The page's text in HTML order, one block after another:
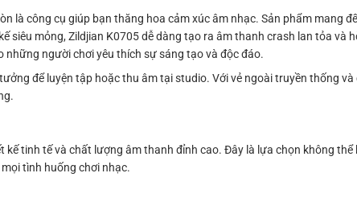
là công cụ giúp bạn thăng hoa cảm xúc âm nhạc. Sản phẩm mang
siêu mỏng, Zildjian K0705 dễ dàng tạo ra âm thanh crash lan tỏa và
người chơi yêu thích sự sáng tạo và độc đáo.
để luyện tập hoặc thu âm tại studio. Với vẻ ngoài truyền thống
kế tinh tế và chất lượng âm thanh đỉnh cao. Đây là lựa chọn không
tình huống chơi nhạc.